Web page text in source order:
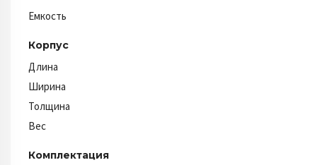
Емкость
Корпус
Длина
Ширина
Толщина
Вес
Комплектация